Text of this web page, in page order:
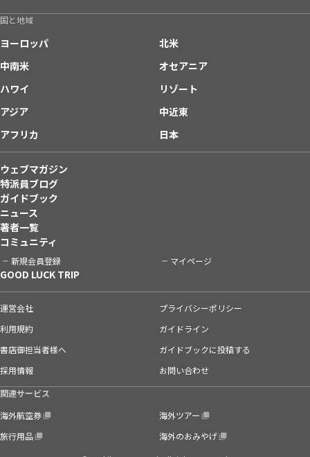
国と地域
ヨーロッパ
北米
中南米
オセアニア
ハワイ
リゾート
アジア
中近東
アフリカ
日本
ウェブマガジン
特派員ブログ
ガイドブック
ニュース
著者一覧
コミュニティ
新規会員登録 マイページ
GOOD LUCK TRIP
運営会社
プライバシーポリシー
利用規約
ガイドライン
書店御担当者様へ
ガイドブックに投稿する
採用情報
お問い合わせ
関連サービス
海外航空券
海外ツアー
旅行用品
海外のおみやげ